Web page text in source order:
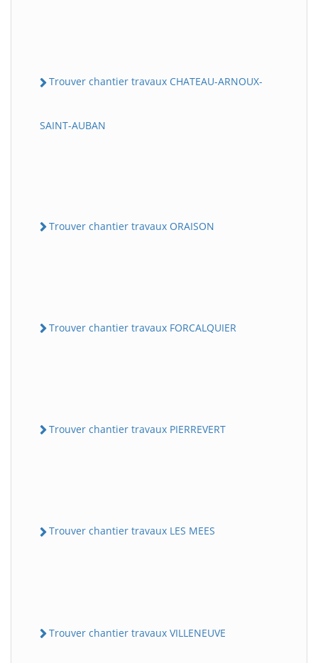
Trouver chantier travaux CHATEAU-ARNOUX-
SAINT-AUBAN
Trouver chantier travaux ORAISON
Trouver chantier travaux FORCALQUIER
Trouver chantier travaux PIERREVERT
Trouver chantier travaux LES MEES
Trouver chantier travaux VILLENEUVE